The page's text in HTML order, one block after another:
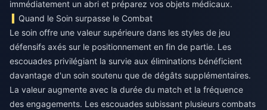
immédiatement un abri et préparez vos objets médicaux.
Quand le Soin surpasse le Combat
Le soin offre une valeur supérieure dans les styles de jeu
défensifs axés sur le positionnement en fin de partie. Les
escouades privilégiant la survie aux éliminations bénéficient
davantage d'un soin soutenu que de dégâts supplémentaires.
La valeur augmente avec la durée du match et la fréquence
des engagements. Les escouades subissant plusieurs combats